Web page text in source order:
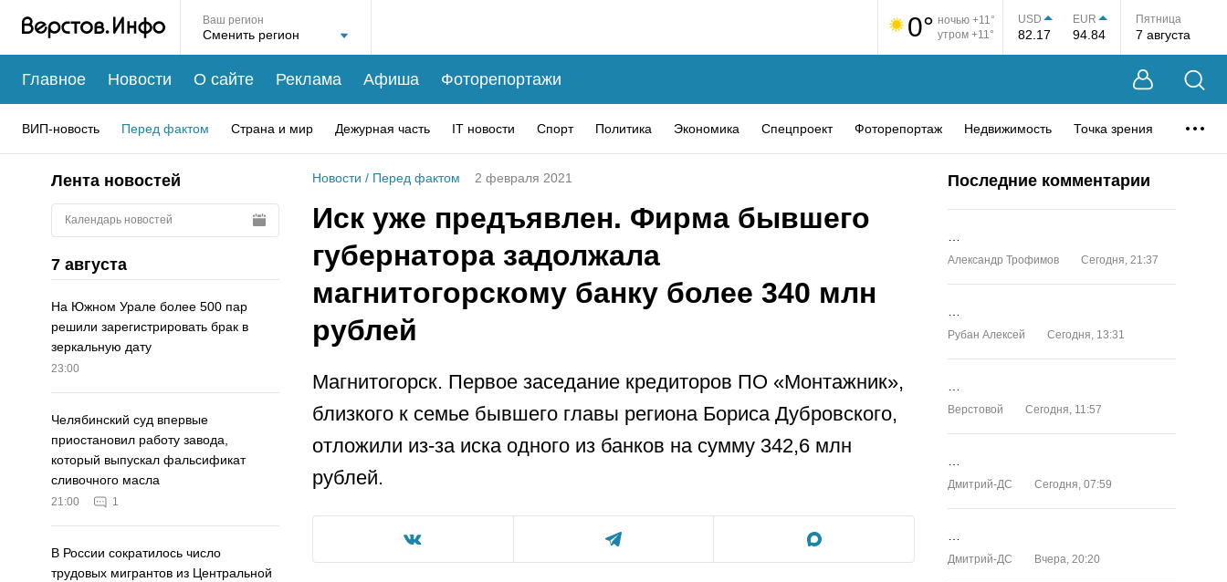
Ваш регион 0° ночью +11°
утром +11°
USD
82.17
EUR
94.84
Пятница
7 августа
Главное Новости О сайте Реклама Афиша Фоторепортажи
ВИП-новость Перед фактом Страна и мир Дежурная часть IT новости Спорт Политика Экономика Спецпроект Фоторепортаж Недвижимость Точка зрения
Лента новостей
Календарь новостей
7 августа
На Южном Урале более 500 пар
решили зарегистрировать брак в
зеркальную дату
23:00
Челябинский суд впервые
приостановил работу завода,
который выпускал фальсификат
сливочного масла
21:00 1
В России сократилось число
трудовых мигрантов из Центральной
Новости / Перед фактом 2 февраля 2021
Иск уже предъявлен. Фирма бывшего
губернатора задолжала
магнитогорскому банку более 340 млн
рублей
Магнитогорск. Первое заседание кредиторов ПО «Монтажник»,
близкого к семье бывшего главы региона Бориса Дубровского,
отложили из-за иска одного из банков на сумму 342,6 млн
рублей.
Последние комментарии
Александр Трофимов Сегодня, 21:37
Рубан Алексей Сегодня, 13:31
Верстовой Сегодня, 11:57
Дмитрий-ДС Сегодня, 07:59
Дмитрий-ДС Вчера, 20:20